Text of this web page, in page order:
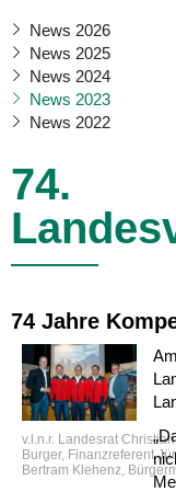
News 2026
News 2025
News 2024
News 2023
News 2022
74.
74 Jahre
v.l.n.r. Landesrat
Burger, Finanzreferent
Bertram Klehenz,